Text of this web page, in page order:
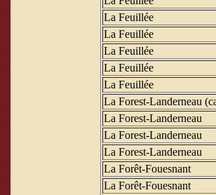
La Feuillée
La Feuillée
La Feuillée
La Feuillée
La Feuillée
La Forest-Landerneau
La Forest-Landerneau
La Forest-Landerneau
La Forest-Landerneau
La Forêt-Fouesnant
La Forêt-Fouesnant